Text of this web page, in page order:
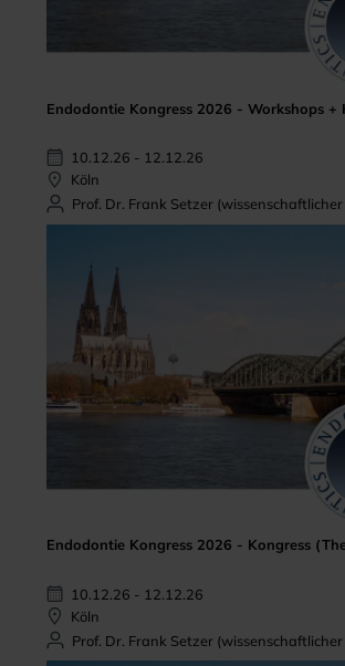
Endodontie Kongress 2026 - Workshops +
10.12.26 - 12.12.26
Köln
Prof. Dr. Frank Setzer
Endodontie Kongress 2026 - Kongress
10.12.26 - 12.12.26
Köln
Prof. Dr. Frank Setzer